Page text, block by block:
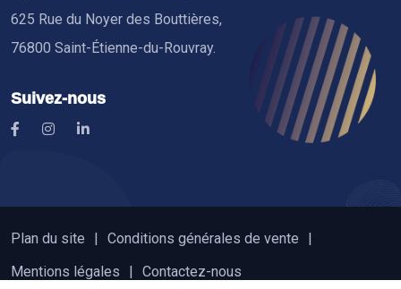
625 Rue du Noyer des Bouttières,
76800 Saint-Étienne-du-Rouvray.
Suivez-nous
Plan du site
Conditions générales de vente
Mentions légales
Contactez-nous